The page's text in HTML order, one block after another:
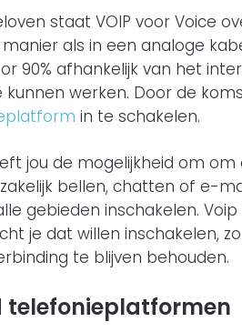
staat VOIP voor Voice
als in een analoge
90% afhankelijk van het
werken. Door de
in te schakelen.
jou de mogelijkheid om
bellen, chatten of e-
gebieden inschakelen.
je dat willen inschakelen,
te blijven behouden.
telefonieplatformen